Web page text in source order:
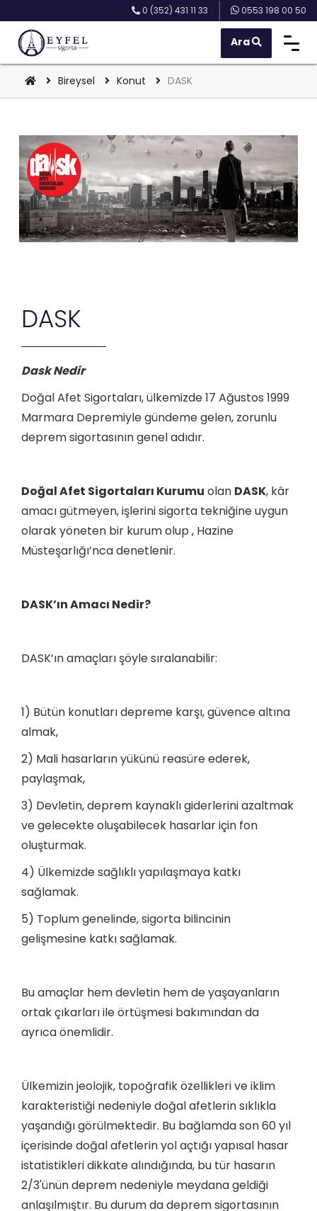
0553 198 00 50
0 (352) 431 11 33
Ara
Bireysel Konut DASK
DASK
Dask Nedir
Doğal Afet Sigortaları, ülkemizde 17 Ağustos 1999
Marmara Depremiyle gündeme gelen, zorunlu
deprem sigortasının genel adıdır.
Doğal Afet Sigortaları Kurumu olan DASK, kâr
amacı gütmeyen, işlerini sigorta tekniğine uygun
olarak yöneten bir kurum olup , Hazine
Müsteşarlığı’nca denetlenir.
DASK’ın Amacı Nedir?
DASK’ın amaçları şöyle sıralanabilir:
1) Bütün konutları depreme karşı, güvence altına
almak,
2) Mali hasarların yükünü reasüre ederek,
paylaşmak,
3) Devletin, deprem kaynaklı giderlerini azaltmak
ve gelecekte oluşabilecek hasarlar için fon
oluşturmak.
4) Ülkemizde sağlıklı yapılaşmaya katkı
sağlamak.
5) Toplum genelinde, sigorta bilincinin
gelişmesine katkı sağlamak.
Bu amaçlar hem devletin hem de yaşayanların
ortak çıkarları ile örtüşmesi bakımından da
ayrıca önemlidir.
Ülkemizin jeolojik, topoğrafik özellikleri ve iklim
karakteristiği nedeniyle doğal afetlerin sıklıkla
yaşandığı görülmektedir. Bu bağlamda son 60 yıl
içerisinde doğal afetlerin yol açtığı yapısal hasar
istatistikleri dikkate alındığında, bu tür hasarın
2/3'ünün deprem nedeniyle meydana geldiği
anlaşılmıştır. Bu durum da deprem sigortasının